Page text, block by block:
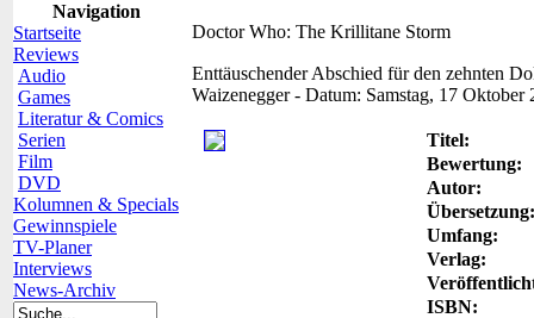
Navigation
Startseite
Reviews
Audio
Games
Literatur & Comics
Serien
Film
DVD
Kolumnen & Specials
Gewinnspiele
TV-Planer
Interviews
News-Archiv
Doctor Who: The Krillitane Storm
Enttäuschender Abschied für den zehnten
Waizenegger- Datum: Samstag, 17 Oktober
Titel:
Bewertung:
Autor:
Übersetzung:
Umfang:
Verlag:
ISBN: